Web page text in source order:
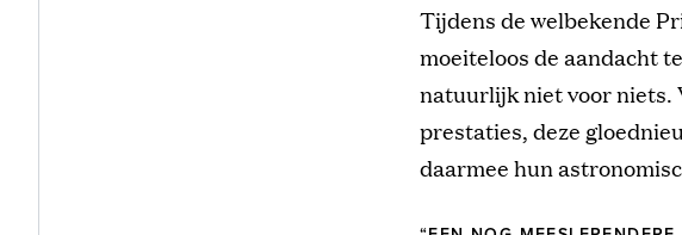
Tijdens de welbekende
moeiteloos de aandacht
natuurlijk niet voor niets.
prestaties, deze
daarmee hun